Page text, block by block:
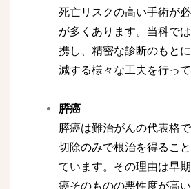
死亡リスクの高い手術が
が多くあります。当科で
携し、精密な診断のもと
減する様々な工夫を行って
膵癌
膵癌は難治がんの代表格
切除のみで根治を得るこ
ています。その理由は早期
癌そのものの悪性度が高